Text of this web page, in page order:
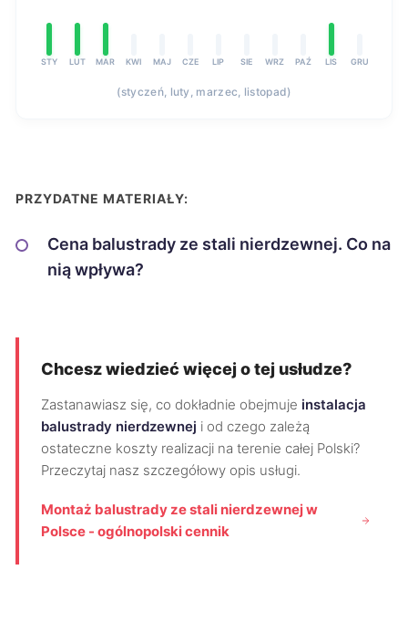
STY LUT MAR KWI MAJ CZE LIP SIE WRZ PAŹ LIS GRU
(styczeń, luty, marzec, listopad)
PRZYDATNE MATERIAŁY:
Cena balustrady ze stali nierdzewnej. Co na
nią wpływa?
Chcesz wiedzieć więcej o tej usłudze?
Zastanawiasz się, co dokładnie obejmuje instalacja
balustrady nierdzewnej i od czego zależą
ostateczne koszty realizacji na terenie całej Polski?
Przeczytaj nasz szczegółowy opis usługi.
Montaż balustrady ze stali nierdzewnej w
Polsce - ogólnopolski cennik